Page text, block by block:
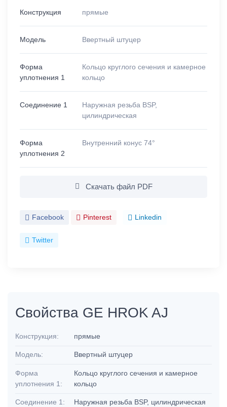
Конструкция прямые
Модель Ввертный штуцер
Форма
уплотнения 1
Кольцо круглого сечения и камерное
кольцо
Соединение 1
Наружная резьба BSP,
цилиндрическая
Форма
уплотнения 2
Внутренний конус 74°
Скачать файл PDF
Facebook Pinterest Linkedin
Twitter
Свойства GE HROK AJ
Конструкция: прямые
Модель: Ввертный штуцер
Форма
уплотнения 1:
Кольцо круглого сечения и камерное
кольцо
Соединение 1: Наружная резьба BSP, цилиндрическая